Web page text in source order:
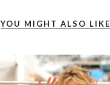
YOU MIGHT ALSO LIKE